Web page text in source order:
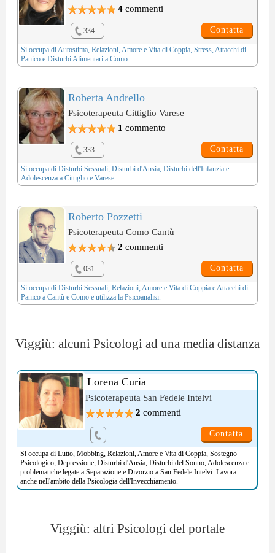
4commenti
334... Contatta
Si occupa diAutostima, Relazioni, Amore e Vita di Coppia, Stress, Attacchi di
Panicoe Disturbi Alimentaria Como.
Roberta Andrello
Psicoterapeuta Cittiglio Varese
1 commento
333... Contatta
Si occupa di Disturbi Sessuali, Disturbi d'Ansia, Disturbi dell'Infanziae
Adolescenzaa Cittiglio e Varese.
Roberto Pozzetti
Psicoterapeuta Como Cantù
2 commenti
031... Contatta
Si occupa di Disturbi Sessuali, Relazioni, Amore e Vita di CoppiaeAttacchi di
Panicoa Cantù e Como e utilizza la Psicoanalisi.
Viggiù: alcuni Psicologi ad una media distanza
Lorena Curia
Psicoterapeuta San Fedele Intelvi
2 commenti
Contatta
Si occupa di Lutto, Mobbing, Relazioni, Amore e Vita di Coppia, Sostegno
Psicologico, Depressione, Disturbi d'Ansia, Disturbi del Sonno,Adolescenzae
problematiche legate a Separazione e Divorzioa San Fedele Intelvi. Lavora
anche nell'ambito della Psicologia dell'Invecchiamento.
Viggiù: altri Psicologi del portale